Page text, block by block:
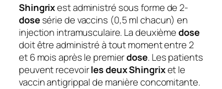
Shingrixest administré sous forme de 2-
dosesérie de vaccins (0,5 ml chacun) en
injection intramusculaire. La deuxièmedose
doit être administré à tout moment entre 2
et 6 mois après le premierdose. Les patients
peuvent recevoirles deux Shingrixet le
vaccin antigrippal de manière concomitante.